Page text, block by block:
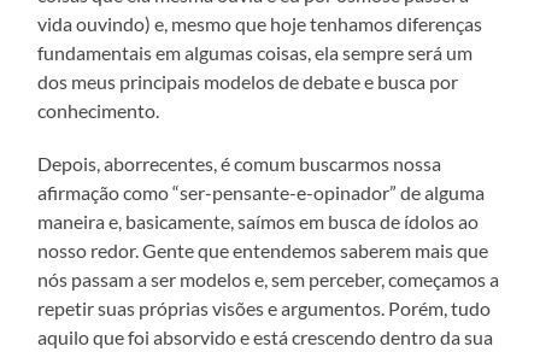
vida ouvindo) e, mesmo que hoje tenhamos diferenças
fundamentais em algumas coisas, ela sempre será um
dos meus principais modelos de debate e busca por
conhecimento.
Depois, aborrecentes, é comum buscarmos nossa
afirmação como “ser-pensante-e-opinador” de alguma
maneira e, basicamente, saímos em busca de ídolos ao
nosso redor. Gente que entendemos saberem mais que
nós passam a ser modelos e, sem perceber, começamos a
repetir suas próprias visões e argumentos. Porém, tudo
aquilo que foi absorvido e está crescendo dentro da sua